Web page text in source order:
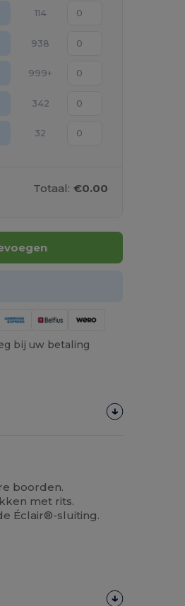
114
938
999+
342
32
Totaal: €0.00
bij uw betaling
boorden.
met rits.
Éclair®-sluiting.